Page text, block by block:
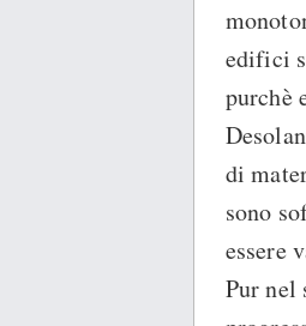
edifici
purchè
di
sono
essere
Pur nel